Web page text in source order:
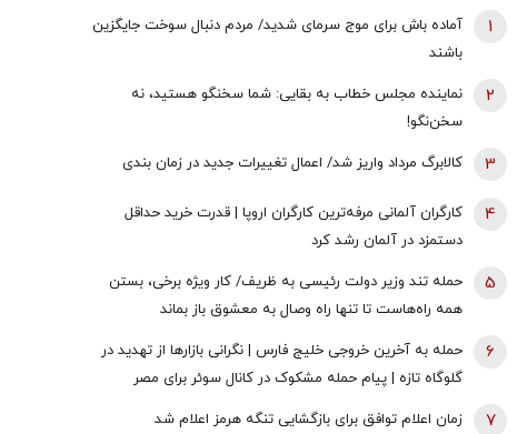
آماده باش برای موج سرمای شدید/ مردم دنبال سوخت جایگزین
باشند
1
نماینده مجلس خطاب به بقایی: شما سخنگو هستید، نه
سخن‌نگو!
2
کالابرگ مرداد واریز شد/ اعمال تغییرات جدید در زمان بندی 3
کارگران آلمانی مرفه‌ترین کارگران اروپا | قدرت خرید حداقل
دستمزد در آلمان رشد کرد
4
حمله تند وزیر دولت رئیسی به ظریف/ کار ویژه برخی، بستن
همه راه‌هاست تا تنها راه وصال به معشوق باز بماند
5
حمله به آخرین خروجی خلیج فارس | نگرانی بازارها از تهدید در
گلوگاه تازه | پیام حمله مشکوک در کانال سوئر برای مصر
6
زمان اعلام توافق برای بازگشایی تنگه هرمز اعلام شد 7